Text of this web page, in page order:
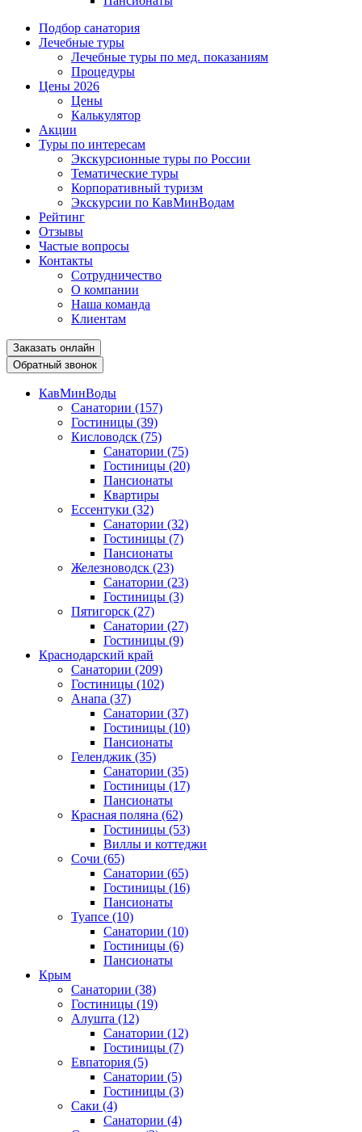
Подбор санатория
Лечебные туры
Лечебные туры по мед. показаниям
Процедуры
Цены 2026
Цены
Калькулятор
Акции
Туры по интересам
Экскурсионные туры по России
Тематические туры
Корпоративный туризм
Экскурсии по КавМинВодам
Рейтинг
Отзывы
Частые вопросы
Контакты
Сотрудничество
О компании
Наша команда
Клиентам
Заказать онлайн
Обратный звонок
КавМинВоды
Санатории (157)
Гостиницы (39)
Кисловодск (75)
Санатории (75)
Гостиницы (20)
Пансионаты
Квартиры
Ессентуки (32)
Санатории (32)
Гостиницы (7)
Пансионаты
Железноводск (23)
Санатории (23)
Гостиницы (3)
Пятигорск (27)
Санатории (27)
Гостиницы (9)
Краснодарский край
Санатории (209)
Гостиницы (102)
Анапа (37)
Санатории (37)
Гостиницы (10)
Пансионаты
Геленджик (35)
Санатории (35)
Гостиницы (17)
Пансионаты
Красная поляна (62)
Гостиницы (53)
Виллы и коттеджи
Сочи (65)
Санатории (65)
Гостиницы (16)
Пансионаты
Туапсе (10)
Санатории (10)
Гостиницы (6)
Пансионаты
Крым
Санатории (38)
Гостиницы (19)
Алушта (12)
Санатории (12)
Гостиницы (7)
Евпатория (5)
Санатории (5)
Гостиницы (3)
Саки (4)
Санатории (4)